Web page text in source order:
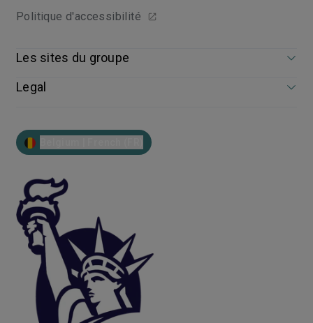
Politique d'accessibilité
Les sites du groupe
Legal